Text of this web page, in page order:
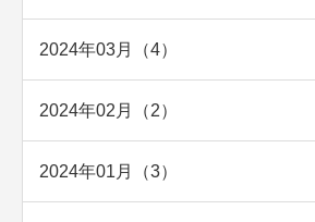
2024年03月（4）
2024年02月（2）
2024年01月（3）